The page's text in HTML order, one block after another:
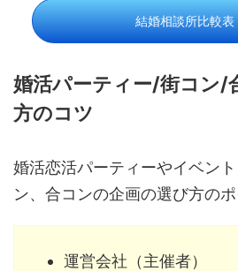
結婚相談所比較表
婚活パーティー/街コン/
方のコツ
婚活恋活パーティーやイベン
ン、合コンの企画の選び方のポ
運営会社（主催者）